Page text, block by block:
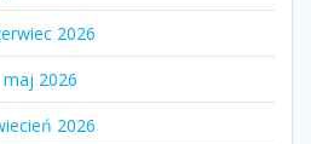
2026
maj 2026
2026